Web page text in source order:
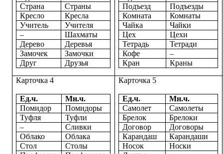
Страна
Страны
Кресло
Кресла
Учитель
Учителя
–
Шахматы
Дерево
Деревья
Замочек
Замочки
Друг
Друзья
Подъезд
Подъезды
Комната
Комнаты
Чайка
Чайки
Цех
Цехи
Тетрадь
Тетради
Кофе
–
Кран
Краны
Карточка 4
Ед.ч.
Мн.ч.
Помидор
Помидоры
Туфля
Туфли
–
Сливки
Облако
Облака
Стол
Столы
Карточка 5
Ед.ч.
Мн.ч.
Самолет
Самолеты
Брелок
Брелоки
Договор
Договоры
Карандаш
Карандаши
Носок
Носки